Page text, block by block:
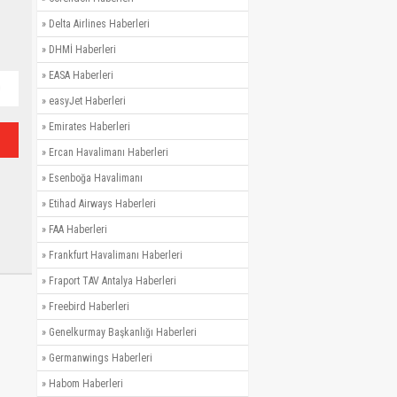
» Delta Airlines Haberleri
» DHMİ Haberleri
» EASA Haberleri
» easyJet Haberleri
» Emirates Haberleri
» Ercan Havalimanı Haberleri
» Esenboğa Havalimanı
» Etihad Airways Haberleri
» FAA Haberleri
» Frankfurt Havalimanı Haberleri
» Fraport TAV Antalya Haberleri
» Freebird Haberleri
» Genelkurmay Başkanlığı Haberleri
» Germanwings Haberleri
» Habom Haberleri